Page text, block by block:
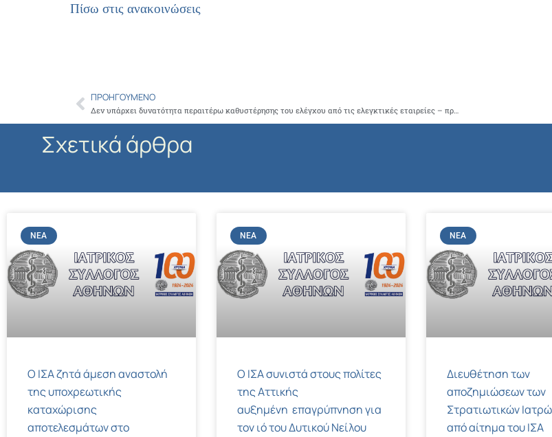
Πίσω στις ανακοινώσεις
Prev
ΠΡΟΗΓΟΎΜΕΝΟ
Δεν υπάρχει δυνατότητα περαιτέρω καθυστέρησης του ελέγχου από τις ελεγκτικές εταιρείες – πρέπει άμεσα να καταβληθούν τα ποσά
Σχετικά άρθρα
ΝΈΑ
Ο ΙΣΑ ζητά άμεση αναστολή
της υποχρεωτικής
καταχώρισης
αποτελεσμάτων στο
ΝΈΑ
Ο ΙΣΑ συνιστά στους πολίτες
της Αττικής
αυξημένη επαγρύπνηση για
τον ιό του Δυτικού Νείλου
ΝΈΑ
Διευθέτηση των
αποζημιώσεων των
Στρατιωτικών
από αίτημα του ΙΣΑ